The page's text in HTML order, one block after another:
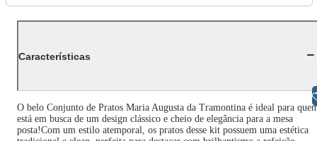
Características
O belo Conjunto de Pratos Maria Augusta da Tramontina é ideal para
está em busca de um design clássico e cheio de elegância para a mesa
posta!Com um estilo atemporal, os pratos desse kit possuem uma estética